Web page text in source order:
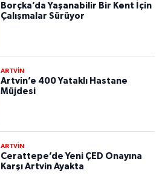
Borçka’da Yaşanabilir Bir Kent İçin
Çalışmalar Sürüyor
ARTVİN
Artvin’e 400 Yataklı Hastane
Müjdesi
ARTVİN
Cerattepe’de Yeni ÇED Onayına
Karşı Artvin Ayakta